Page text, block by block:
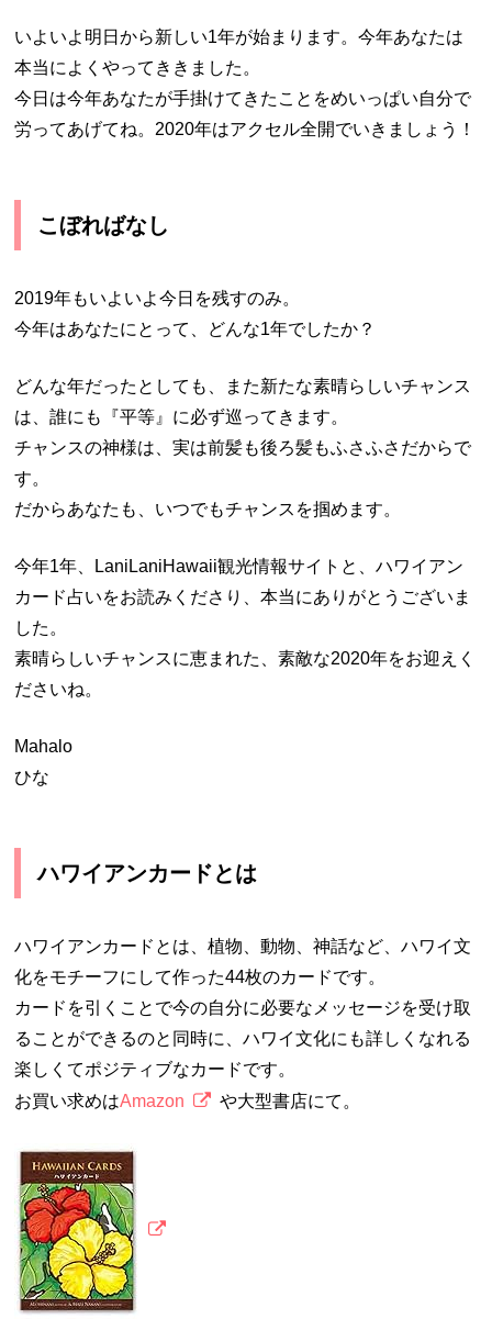
いよいよ明日から新しい1年が始まります。今年あなたは
本当によくやってききました。
今日は今年あなたが手掛けてきたことをめいっぱい自分で
労ってあげてね。2020年はアクセル全開でいきましょう！
こぼればなし
2019年もいよいよ今日を残すのみ。
今年はあなたにとって、どんな1年でしたか？
どんな年だったとしても、また新たな素晴らしいチャンス
は、誰にも『平等』に必ず巡ってきます。
チャンスの神様は、実は前髪も後ろ髪もふさふさだからで
す。
だからあなたも、いつでもチャンスを掴めます。
今年1年、LaniLaniHawaii観光情報サイトと、ハワイアン
カード占いをお読みくださり、本当にありがとうございま
した。
素晴らしいチャンスに恵まれた、素敵な2020年をお迎えく
ださいね。
Mahalo
ひな
ハワイアンカードとは
ハワイアンカードとは、植物、動物、神話など、ハワイ文
化をモチーフにして作った44枚のカードです。
カードを引くことで今の自分に必要なメッセージを受け取
ることができるのと同時に、ハワイ文化にも詳しくなれる
楽しくてポジティブなカードです。
お買い求めはAmazon や大型書店にて。